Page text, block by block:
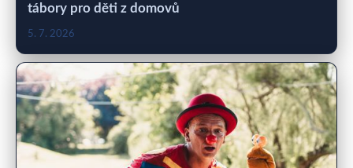
tábory pro děti z domovů
5. 7. 2026